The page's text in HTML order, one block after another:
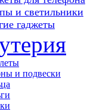
и светильники
гаджеты
и подвески